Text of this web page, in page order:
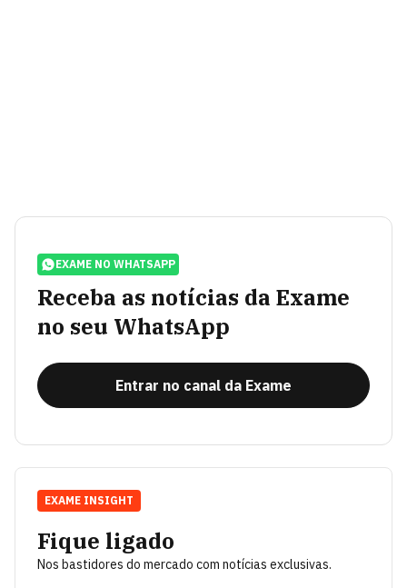
EXAME NO WHATSAPP
Receba as notícias da Exame
no seu WhatsApp
Entrar no canal da Exame
Fique ligado
Nos bastidores do mercado com notícias exclusivas.
EXAME INSIGHT